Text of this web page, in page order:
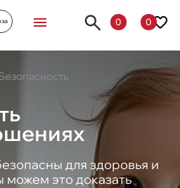
0 0
для здоровья и
можем это доказать